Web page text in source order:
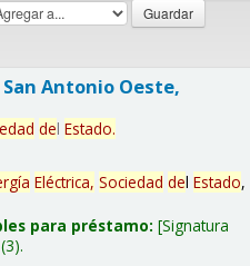
Antonio Oeste,
del Estado.
Eléctrica, Sociedad del Estado,
para préstamo: Signatura
(3).